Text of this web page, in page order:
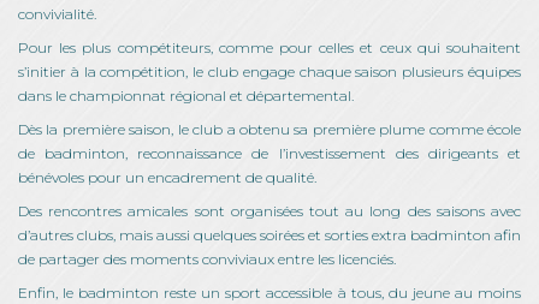
convivialité.
Pour les plus compétiteurs, comme pour celles et ceux qui souhaitent
s’initier à la compétition, le club engage chaque saison plusieurs équipes
dans le championnat régional et départemental.
Dès la première saison, le club a obtenu sa première plume comme école
de badminton, reconnaissance de l’investissement des dirigeants et
bénévoles pour un encadrement de qualité.
Des rencontres amicales sont organisées tout au long des saisons avec
d’autres clubs, mais aussi quelques soirées et sorties extra badminton afin
de partager des moments conviviaux entre les licenciés.
Enfin, le badminton reste un sport accessible à tous, du jeune au moins